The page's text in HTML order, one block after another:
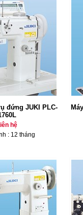
đứng JUKI PLC-
hệ
: 12 tháng